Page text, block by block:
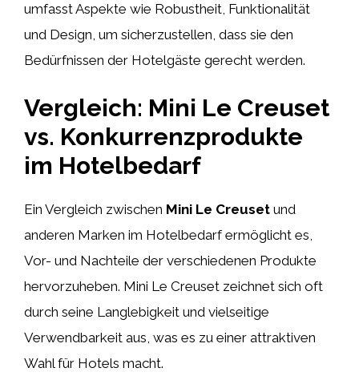
umfasst Aspekte wie Robustheit, Funktionalität
und Design, um sicherzustellen, dass sie den
Bedürfnissen der Hotelgäste gerecht werden.
Vergleich: Mini Le Creuset
vs. Konkurrenzprodukte
im Hotelbedarf
Ein Vergleich zwischen Mini Le Creuset und
anderen Marken im Hotelbedarf ermöglicht es,
Vor- und Nachteile der verschiedenen Produkte
hervorzuheben. Mini Le Creuset zeichnet sich oft
durch seine Langlebigkeit und vielseitige
Verwendbarkeit aus, was es zu einer attraktiven
Wahl für Hotels macht.